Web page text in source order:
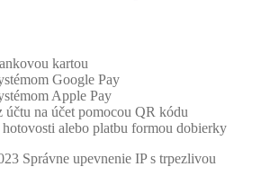
Správne upevnenie IP s trpezlivou